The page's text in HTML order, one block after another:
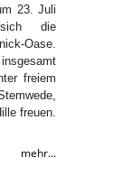
23. Juli
sich die
Oase.
freiem
freuen.
mehr...